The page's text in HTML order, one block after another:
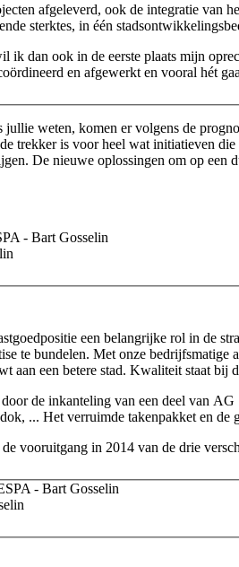
afgeleverd, ook de integratie van
sterktes, in één
dan ook in de eerste plaats mijn
en afgewerkt en vooral hét
weten, komen er volgens de
trekker is voor heel wat initiatieven
De nieuwe oplossingen om op een
een belangrijke rol in de
te bundelen. Met onze
aan een betere stad. Kwaliteit staat
de inkanteling van een deel van
... Het verruimde takenpakket en de
vooruitgang in 2014 van de drie